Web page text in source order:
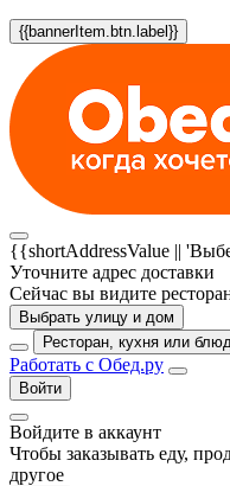
{{bannerItem.btn.label}}
{{shortAddressValue ||
Уточните адрес доставки
Сейчас вы видите
Выбрать улицу и дом
Ресторан, кухня или
Работать с Обед.ру
Войти
Войдите в аккаунт
Чтобы заказывать еду,
другое